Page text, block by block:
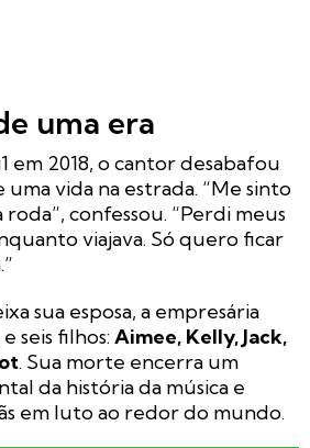
uma era
em 2018, o cantor desabafou
uma vida na estrada. “Me sinto
confessou. “Perdi meus
viajava. Só quero ficar
sua esposa, a empresária
e seis filhos: Aimee, Kelly, Jack,
. Sua morte encerra um
da história da música e
em luto ao redor do mundo.